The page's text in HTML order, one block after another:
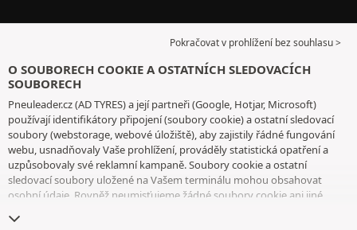
Pokračovat v prohlížení bez souhlasu >
O SOUBORECH COOKIE A OSTATNÍCH SLEDOVACÍCH
SOUBORECH
Pneuleader.cz (AD TYRES) a její partneři (Google, Hotjar, Microsoft)
používají identifikátory připojení (soubory cookie) a ostatní sledovací
soubory (webstorage, webové úložiště), aby zajistily řádné fungování
webu, usnadňovaly Vaše prohlížení, prováděly statistická opatření a
uzpůsobovaly své reklamní kampaně. Soubory cookie a ostatní
sledovací soubory uložené na Vašem terminálu mohou obsahovat
osobní údaje. Rovněž neumisťujeme žádné soubory cookie ani jiné
vyjma těch, které jsou nezbytné pro fungování webu. Vaši volbu